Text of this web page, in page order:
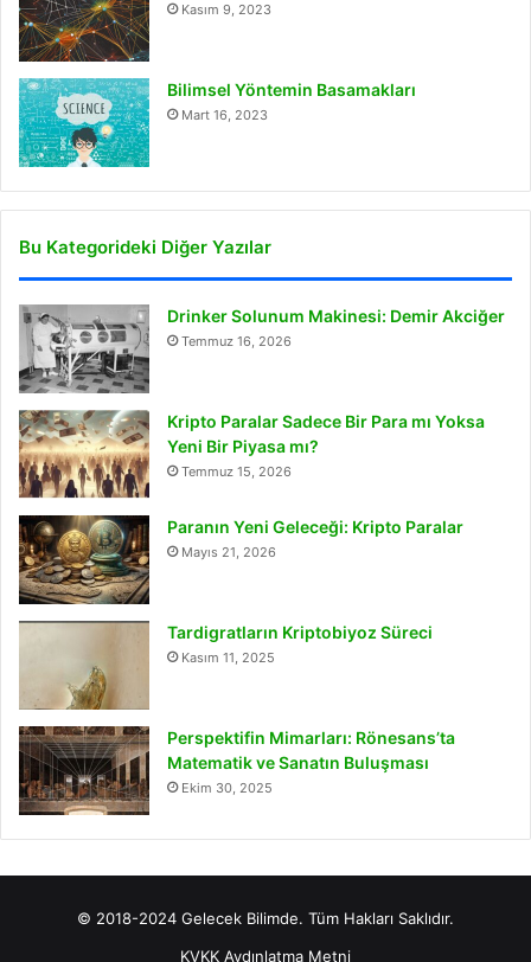
Kasım 9, 2023
Bilimsel Yöntemin Basamakları
Mart 16, 2023
Bu Kategorideki Diğer Yazılar
Drinker Solunum Makinesi: Demir Akciğer
Temmuz 16, 2026
Kripto Paralar Sadece Bir Para mı Yoksa
Yeni Bir Piyasa mı?
Temmuz 15, 2026
Paranın Yeni Geleceği: Kripto Paralar
Mayıs 21, 2026
Tardigratların Kriptobiyoz Süreci
Kasım 11, 2025
Perspektifin Mimarları: Rönesans’ta
Matematik ve Sanatın Buluşması
Ekim 30, 2025
© 2018-2024 Gelecek Bilimde. Tüm Hakları Saklıdır.
KVKK Aydınlatma Metni